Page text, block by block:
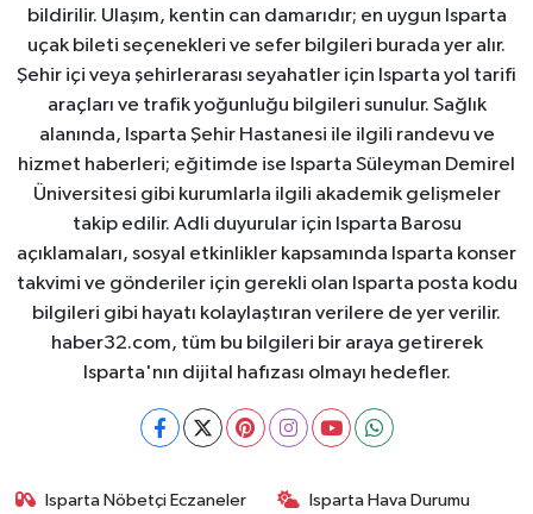
bildirilir. Ulaşım, kentin can damarıdır; en uygun Isparta
uçak bileti seçenekleri ve sefer bilgileri burada yer alır.
Şehir içi veya şehirlerarası seyahatler için Isparta yol tarifi
araçları ve trafik yoğunluğu bilgileri sunulur. Sağlık
alanında, Isparta Şehir Hastanesi ile ilgili randevu ve
hizmet haberleri; eğitimde ise Isparta Süleyman Demirel
Üniversitesi gibi kurumlarla ilgili akademik gelişmeler
takip edilir. Adli duyurular için Isparta Barosu
açıklamaları, sosyal etkinlikler kapsamında Isparta konser
takvimi ve gönderiler için gerekli olan Isparta posta kodu
bilgileri gibi hayatı kolaylaştıran verilere de yer verilir.
haber32.com, tüm bu bilgileri bir araya getirerek
Isparta'nın dijital hafızası olmayı hedefler.
Isparta Nöbetçi Eczaneler Isparta Hava Durumu